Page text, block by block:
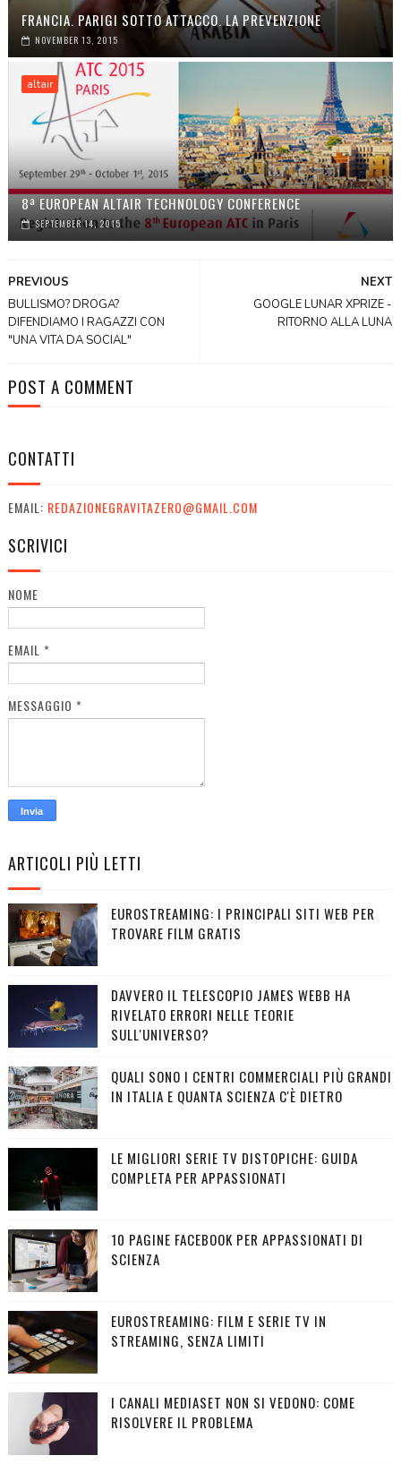
FRANCIA. PARIGI SOTTO ATTACCO. LA PREVENZIONE
NOVEMBER 13, 2015
altair
8ª EUROPEAN ALTAIR TECHNOLOGY CONFERENCE
SEPTEMBER 14, 2015
NEXT
GOOGLE LUNAR XPRIZE -
RITORNO ALLA LUNA
PREVIOUS
BULLISMO? DROGA?
DIFENDIAMO I RAGAZZI CON
"UNA VITA DA SOCIAL"
POST A COMMENT
CONTATTI
EMAIL: REDAZIONEGRAVITAZERO@GMAIL.COM
SCRIVICI
NOME
EMAIL *
MESSAGGIO *
ARTICOLI PIÙ LETTI
EUROSTREAMING: I PRINCIPALI SITI WEB PER
TROVARE FILM GRATIS
DAVVERO IL TELESCOPIO JAMES WEBB HA
RIVELATO ERRORI NELLE TEORIE
SULL'UNIVERSO?
QUALI SONO I CENTRI COMMERCIALI PIÙ GRANDI
IN ITALIA E QUANTA SCIENZA C'È DIETRO
LE MIGLIORI SERIE TV DISTOPICHE: GUIDA
COMPLETA PER APPASSIONATI
10 PAGINE FACEBOOK PER APPASSIONATI DI
SCIENZA
EUROSTREAMING: FILM E SERIE TV IN
STREAMING, SENZA LIMITI
I CANALI MEDIASET NON SI VEDONO: COME
RISOLVERE IL PROBLEMA